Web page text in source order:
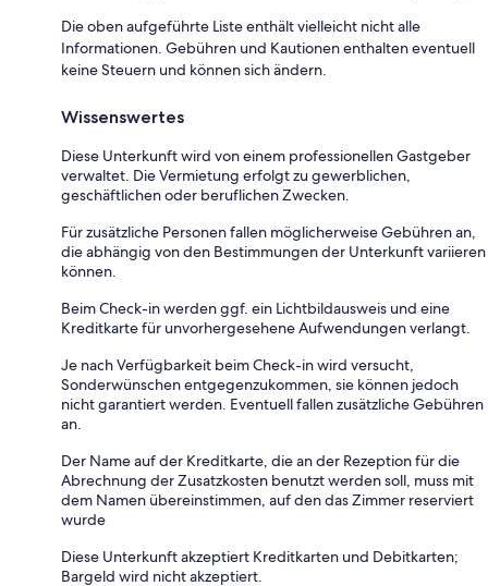
Die oben aufgeführte Liste enthält vielleicht nicht alle
Informationen. Gebühren und Kautionen enthalten eventuell
keine Steuern und können sich ändern.
Wissenswertes
Diese Unterkunft wird von einem professionellen Gastgeber
verwaltet. Die Vermietung erfolgt zu gewerblichen,
geschäftlichen oder beruflichen Zwecken.
Für zusätzliche Personen fallen möglicherweise Gebühren an,
die abhängig von den Bestimmungen der Unterkunft variieren
können.
Beim Check-in werden ggf. ein Lichtbildausweis und eine
Kreditkarte für unvorhergesehene Aufwendungen verlangt.
Je nach Verfügbarkeit beim Check-in wird versucht,
Sonderwünschen entgegenzukommen, sie können jedoch
nicht garantiert werden. Eventuell fallen zusätzliche Gebühren
an.
Der Name auf der Kreditkarte, die an der Rezeption für die
Abrechnung der Zusatzkosten benutzt werden soll, muss mit
dem Namen übereinstimmen, auf den das Zimmer reserviert
wurde
Diese Unterkunft akzeptiert Kreditkarten und Debitkarten;
Bargeld wird nicht akzeptiert.